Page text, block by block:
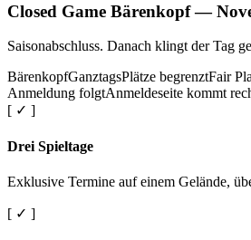
Closed Game Bärenkopf —
Saisonabschluss. Danach klingt der Tag
BärenkopfGanztagsPlätze begrenztFair
Anmeldung folgtAnmeldeseite kommt
[ ✓ ]
Drei Spieltage
Exklusive Termine auf einem Gelände,
[ ✓ ]